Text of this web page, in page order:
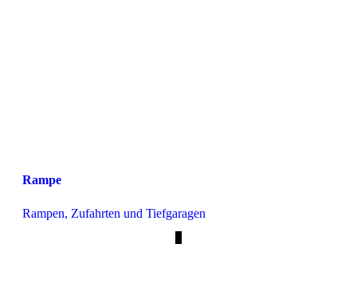
Rampe
Rampen, Zufahrten und Tiefgaragen